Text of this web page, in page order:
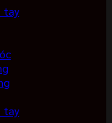
tay
tay